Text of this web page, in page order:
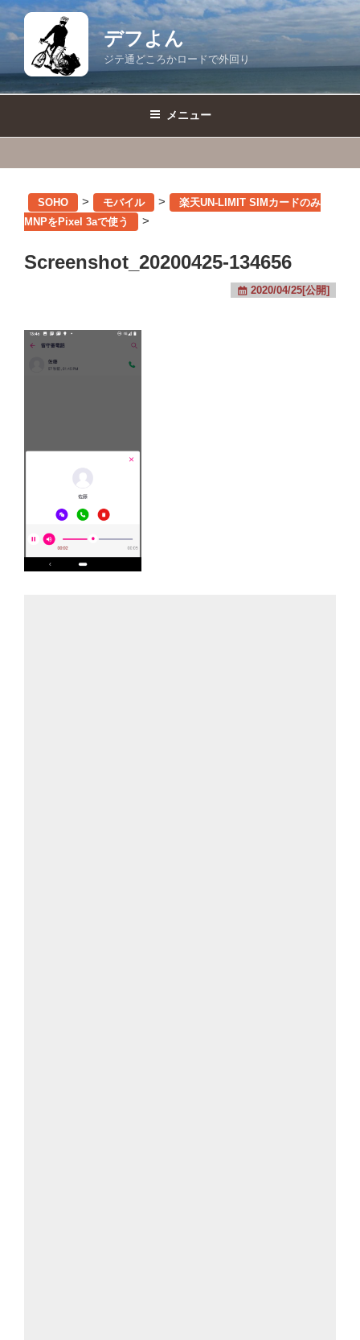
コ
ン
デフよん
ジテ通どころかロードで外回り
メニュー
SOHO > モバイル >
楽天UN-LIMIT SIMカードのみ
MNPをPixel 3aで使う
>
Screenshot_20200425-134656
2020/04/25[公開]